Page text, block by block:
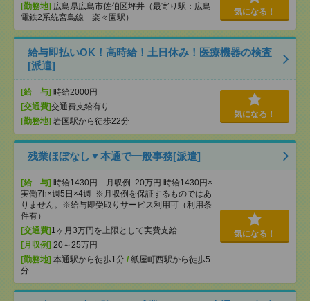
[勤務地] 広島県広島市佐伯区坪井（最寄り駅：広島
電鉄2系統宮島線 楽々園駅）
気になる！
給与即払いOK！高時給！土日休み！医療機器の検査
[派遣]
[給 与] 時給2000円
[交通費]交通費支給有り
[勤務地] 岩国駅から徒歩22分
気になる！
残業ほぼなし▼本通で一般事務[派遣]
[給 与] 時給1430円 月収例 20万円 時給1430円×
実働7h×週5日×4週 ※月収例を保証するものではあ
りません。※給与即受取りサービス利用可（利用条
件有）
[交通費]1ヶ月3万円を上限として実費支給
[月収例] 20～25万円
[勤務地] 本通駅から徒歩1分 / 紙屋町西駅から徒歩5
分
気になる！